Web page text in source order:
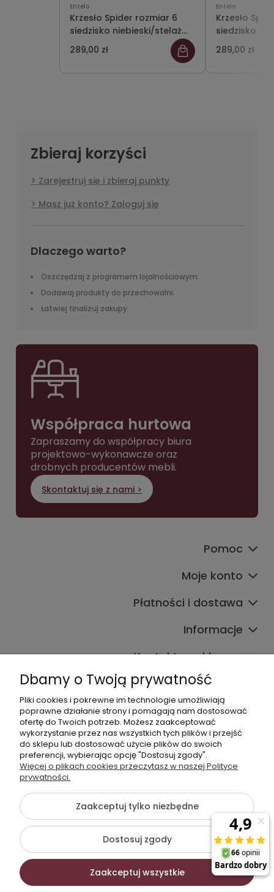
Entelo
Krzesło Spider rozmiar 6
siedzisko niebieski/stelaż
szary
289,00 zł
Entelo
Krzesło
siedzisko
szary
289,00 zł
Zbieraj korzyści
Zarejestruj się i zbieraj punkty
Masz już konto? Zaloguj się
Dlaczego warto?
Oszczędzaj z programem lojalnościowym.
Dodawaj produkty do przechowalni.
Łatwiej finalizuj zakupy.
Współpraca hurtowa
Zapraszamy do współpracy biura
projektowo-wykonawcze oraz
drobnych producentów mebli.
Skontaktuj się z nami >
Pomoc
Moje konto
Płatności i dostawa
Informacje
Kontakt ze sklepem
Dane kontaktowe
603377506
sklep@komfort-biuro.pl
Nasz Facebook
©2026 Wszelkie Prawa Zastrzeżone | Komfort Biuro - meble
biurowe
Szablon Flex byEcommercy
Dbamy o Twoją prywatność
Pliki cookies i pokrewne im technologie umożliwiają
poprawne działanie strony i pomagają nam dostosować
ofertę do Twoich potrzeb. Możesz zaakceptować
wykorzystanie przez nas wszystkich tych plików i przejść
do sklepu lub dostosować użycie plików do swoich
preferencji, wybierając opcję "Dostosuj zgody".
Więcej o plikach cookies przeczytasz w naszej Polityce
prywatności.
Zaakceptuj tylko niezbędne
Dostosuj zgody
Zaakceptuj wszystkie